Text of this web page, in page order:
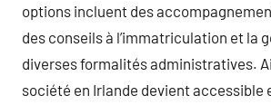
options incluent des
des conseils à l’immatriculation et la
diverses formalités administratives.
société en Irlande devient